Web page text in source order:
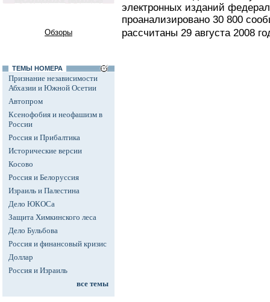
Обзоры
ТЕМЫ НОМЕРА
Признание независимости
Абхазии и Южной Осетии
Автопром
Ксенофобия и неофашизм в
России
Россия и Прибалтика
Исторические версии
Косово
Россия и Белоруссия
Израиль и Палестина
Дело ЮКОСа
Защита Химкинского леса
Дело Бульбова
Россия и финансовый кризис
Доллар
Россия и Израиль
все темы
электронных изданий
проанализировано 30 800
рассчитаны 29 августа 2008